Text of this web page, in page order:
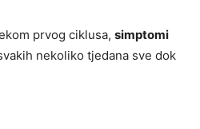
prvog ciklusa, simptomi
nekoliko tjedana sve dok